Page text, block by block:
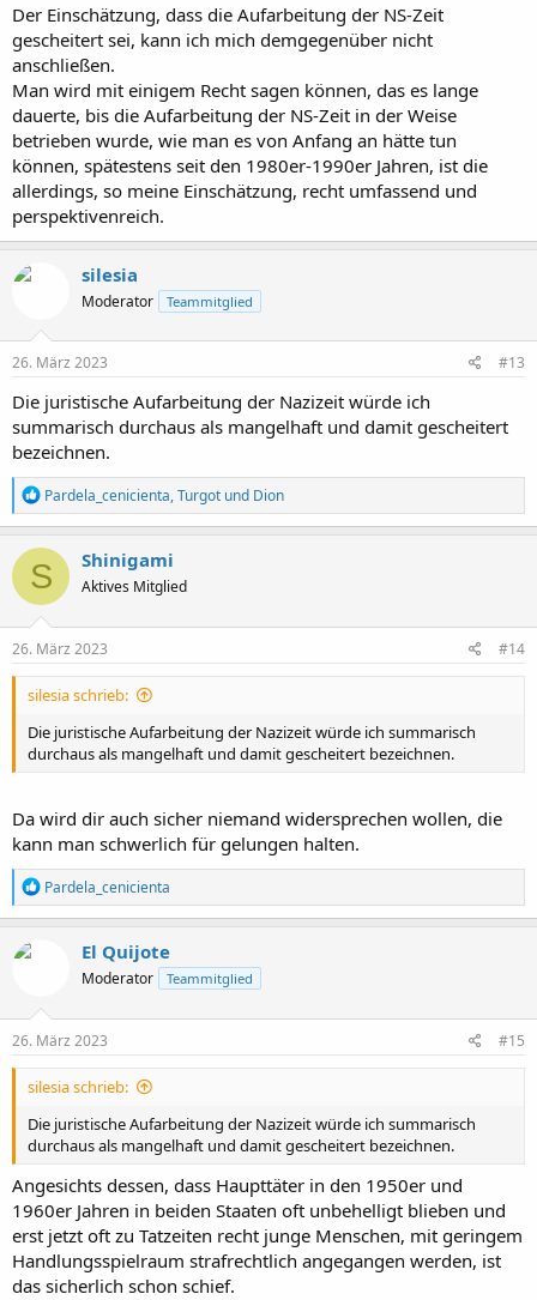
Der Einschätzung, dass die Aufarbeitung der NS-Zeit
gescheitert sei, kann ich mich demgegenüber nicht
anschließen.
Man wird mit einigem Recht sagen können, das es lange
dauerte, bis die Aufarbeitung der NS-Zeit in der Weise
betrieben wurde, wie man es von Anfang an hätte tun
können, spätestens seit den 1980er-1990er Jahren, ist die
allerdings, so meine Einschätzung, recht umfassend und
perspektivenreich.
silesia
Moderator Teammitglied
26. März 2023 #13
Die juristische Aufarbeitung der Nazizeit würde ich
summarisch durchaus als mangelhaft und damit gescheitert
bezeichnen.
R
e
a
k
t
i
o
n
e
Pardela_cenicienta,Turgot und Dion
S Shinigami
Aktives Mitglied
26. März 2023 #14
silesia schrieb:
Die juristische Aufarbeitung der Nazizeit würde ich summarisch
durchaus als mangelhaft und damit gescheitert bezeichnen.
Da wird dir auch sicher niemand widersprechen wollen, die
kann man schwerlich für gelungen halten.
R
e
a
n
e
Pardela_cenicienta
El Quijote
Moderator Teammitglied
26. März 2023 #15
silesia schrieb:
Die juristische Aufarbeitung der Nazizeit würde ich summarisch
durchaus als mangelhaft und damit gescheitert bezeichnen.
Angesichts dessen, dass Haupttäter in den 1950er und
1960er Jahren in beiden Staaten oft unbehelligt blieben und
erst jetzt oft zu Tatzeiten recht junge Menschen, mit geringem
Handlungsspielraum strafrechtlich angegangen werden, ist
das sicherlich schon schief.